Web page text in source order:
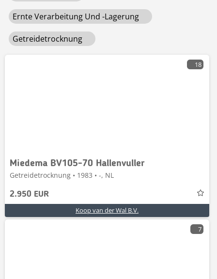
Ernte Verarbeitung Und -lagerung
Getreidetrocknung
18
Miedema BV105-70 Hallenvuller
Getreidetrocknung • 1983 • -, NL
2.950 EUR
Koop van der Wal B.V.
7